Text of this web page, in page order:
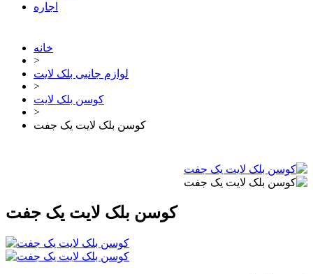
اجاره
خانه
>
لوازم جانبی بلک لایت
>
کوسن بلک لایت
>
کوسن بلک لایت یک جفت
کوسن بلک لایت یک جفت